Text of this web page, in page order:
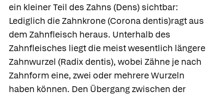
ein kleiner Teil des Zahns (Dens) sichtbar:
Lediglich dieZahnkrone (Corona dentis)ragt aus
dem Zahnfleisch heraus. Unterhalb des
Zahnfleisches liegt die meist wesentlich längere
Zahnwurzel (Radix dentis), wobei Zähne je nach
Zahnform eine, zwei oder mehrere Wurzeln
haben können. Den Übergang zwischen der